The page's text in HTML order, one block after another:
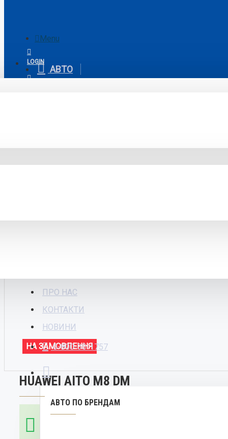
Your Cart
Menu
АВТО
ПРО НАС
КОНТАКТИ
НОВИНИ
0-800-30-1757
АВТО ПО БРЕНДАМ
LOGIN
НА ЗАМОВЛЕННЯ
HUAWEI AITO M8 DM
ЕЛЕКТРОМОБІЛІ НА